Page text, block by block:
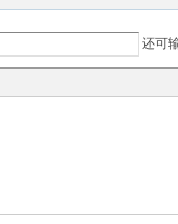
还可